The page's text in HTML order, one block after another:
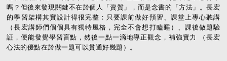
嗎？但後來發現關鍵不在於個人「資質」，而是念書的「方法」。長宏
的學習架構其實設計得很完整：只要課前做好預習、課堂上專心聽講
（長宏講師們個個具有獨特風格，完全不會想打瞌睡）、課後做題驗
証，便能發覺學習盲點，然後一點一滴地導正觀念，補強實力 （長宏
心法的優點在於做一題可以貫通好幾題）。